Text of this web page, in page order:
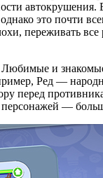
автокрушения.
это почти
переживать
и
Ред —
перед
—